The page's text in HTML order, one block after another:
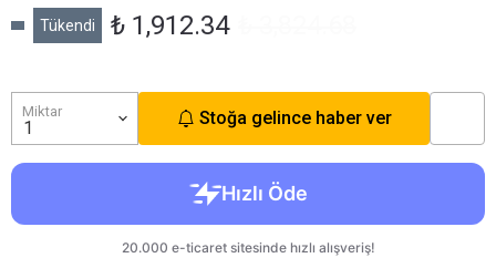
Tükendi ₺ 1,912.34
Miktar Stoğa gelince haber ver